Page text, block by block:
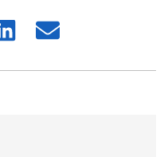
Share
Share